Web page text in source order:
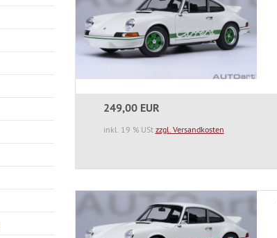
249,00 EUR
inkl. 19 % USt zzgl. Versandkosten